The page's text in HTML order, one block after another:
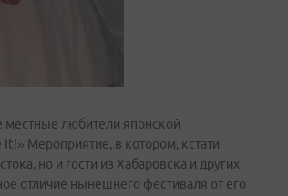
местные любители японской
Мероприятие, в котором, кстати
но и гости из Хабаровска и других
отличие нынешнего фестиваля от его